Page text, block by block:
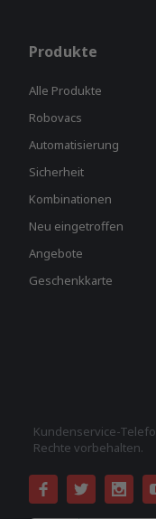
Produkte
Alle Produkte
Robovacs
Automatisierung
Sicherheit
Kombinationen
Neu eingetroffen
Angebote
Geschenkkarte
Kundenservice-
Rechte vorbehalten.